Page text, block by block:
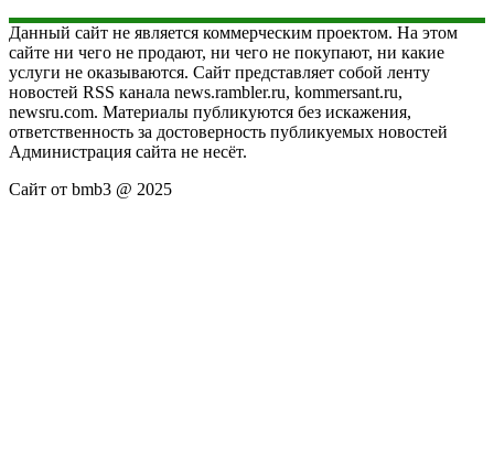
Данный сайт не является коммерческим проектом. На этом
сайте ни чего не продают, ни чего не покупают, ни какие
услуги не оказываются. Сайт представляет собой ленту
новостей RSS канала news.rambler.ru, kommersant.ru,
newsru.com. Материалы публикуются без искажения,
ответственность за достоверность публикуемых новостей
Администрация сайта не несёт.
Сайт от bmb3 @ 2025